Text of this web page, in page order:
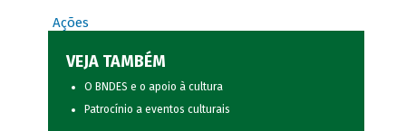
Ações
VEJA TAMBÉM
O BNDES e o apoio à cultura
Patrocínio a eventos culturais